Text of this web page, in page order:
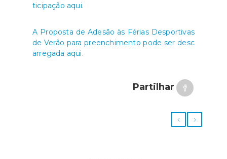
ticipação aqui.
A Proposta de Adesão às Férias Desportivas
de Verão para preenchimento pode ser desc
arregada aqui.
Partilhar